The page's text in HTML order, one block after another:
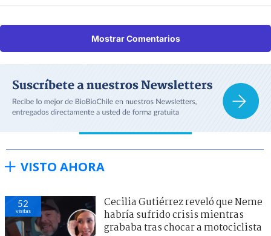
Mostrar Comentarios
VISTO AHORA
52
visitas
Cecilia Gutiérrez reveló que Neme
habría sufrido crisis mientras
grababa tras chocar a motociclista